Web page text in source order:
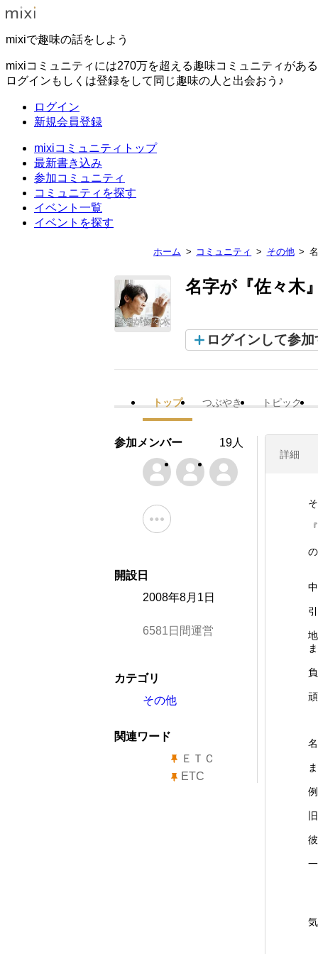
mixiで趣味の話をしよう
mixiコミュニティには270万を超える趣味コミュニティがあ
ログインもしくは登録をして同じ趣味の人と出会おう♪
ログイン
新規会員登録
mixiコミュニティトップ
最新書き込み
参加コミュニティ
コミュニティを探す
イベント一覧
イベントを探す
ホーム コミュニティ その他
名字が『佐々木
ログインして参加
トップ つぶやき トピック
詳細
参加メンバー 19人
開設日
2008年8月1日
6581日間運営
カテゴリ
その他
関連ワード
ＥＴＣ
ETC